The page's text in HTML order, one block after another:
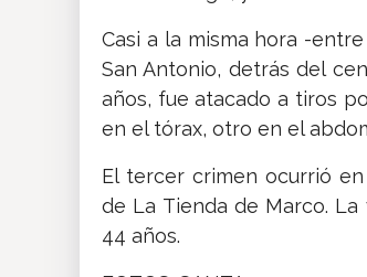
Casi a la misma hora -
San Antonio, detrás del
años, fue atacado a tiros
en el tórax, otro en el
El tercer crimen ocurrió
de La Tienda de Marco.
44 años.